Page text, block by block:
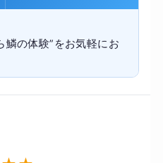
鱗の体験”をお気軽にお